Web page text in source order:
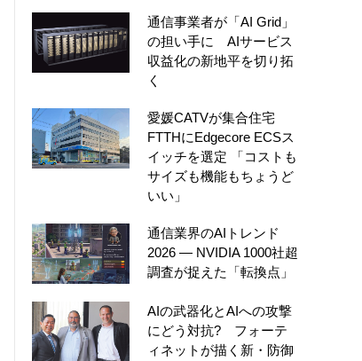
通信事業者が「AI Grid」
の担い手に AIサービス
収益化の新地平を切り拓
く
愛媛CATVが集合住宅
FTTHにEdgecore ECSス
イッチを選定 「コストも
サイズも機能もちょうど
いい」
通信業界のAIトレンド
2026 ― NVIDIA 1000社超
調査が捉えた「転換点」
AIの武器化とAIへの攻撃
にどう対抗? フォーテ
ィネットが描く新・防御